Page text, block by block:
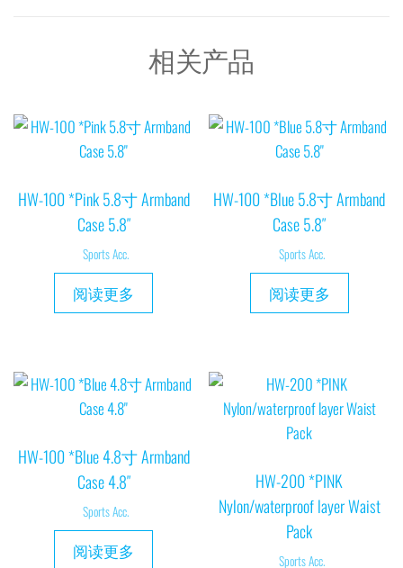
相关产品
HW-100 *Pink 5.8寸 Armband
Case 5.8″
Sports Acc.
阅读更多
HW-100 *Blue 5.8寸 Armband
Case 5.8″
Sports Acc.
阅读更多
HW-100 *Blue 4.8寸 Armband
Case 4.8″
Sports Acc.
阅读更多
HW-200 *PINK
Nylon/waterproof layer Waist
Pack
Sports Acc.